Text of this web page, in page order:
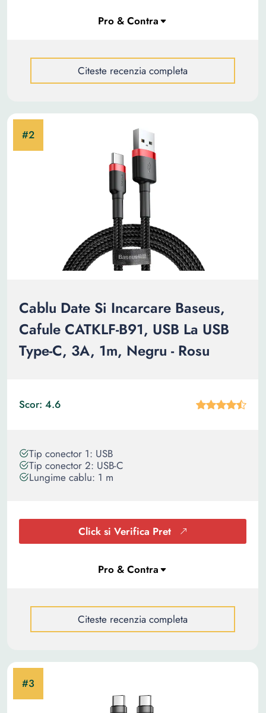
Citeste recenzia completa
Cablu Date Si Incarcare Baseus,
Cafule CATKLF-B91, USB La USB
Type-C, 3A, 1m, Negru - Rosu
Scor: 4.6
Tip conector 1: USB
Tip conector 2: USB-C
Lungime cablu: 1 m
Click si Verifica Pret
Citeste recenzia completa